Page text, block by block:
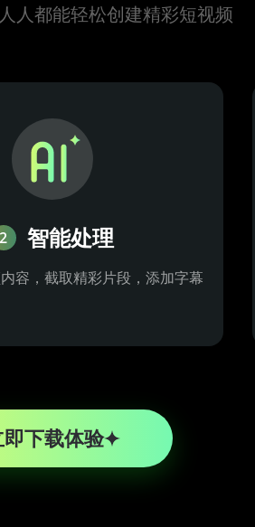
人都能轻松创建精彩短视频
2 智能处理
容，截取精彩片段，添加字幕
下载体验